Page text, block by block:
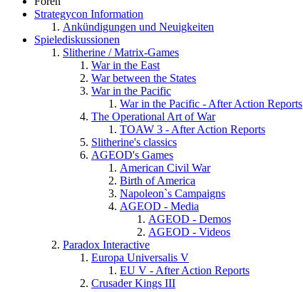
Strategycon Information
Ankündigungen und Neuigkeiten
Spielediskussionen
Slitherine / Matrix-Games
War in the East
War between the States
War in the Pacific
War in the Pacific - After Action Reports
The Operational Art of War
TOAW 3 - After Action Reports
Slitherine's classics
AGEOD's Games
American Civil War
Birth of America
Napoleon`s Campaigns
AGEOD - Media
AGEOD - Demos
AGEOD - Videos
Paradox Interactive
Europa Universalis V
EU V - After Action Reports
Crusader Kings III